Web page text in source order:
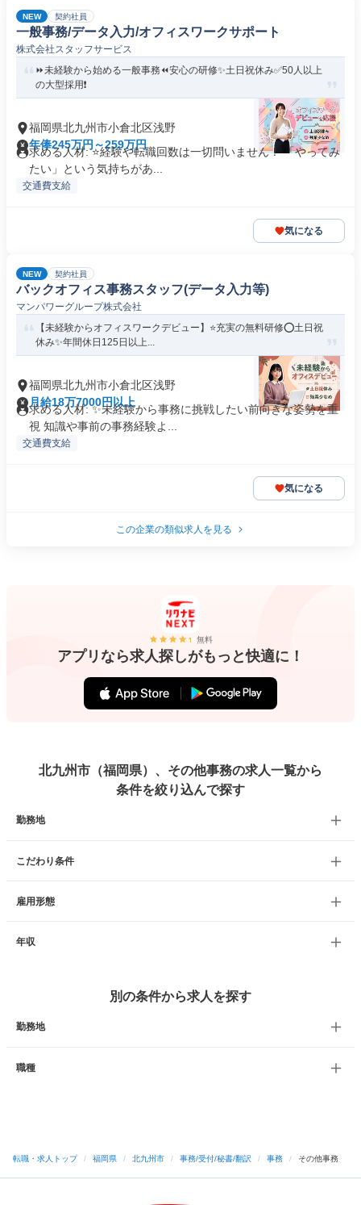
NEW 契約社員
一般事務/データ入力/オフィスワークサポート
株式会社スタッフサービス
⏩️未経験から始める一般事務⏪️安心の研修✨️土日祝休み✅️50人以上
の大型採用❗️
福岡県北九州市小倉北区浅野
年俸245万円～259万円
求める人材: ⭐️経験や転職回数は一切問いません！ 「やってみ
たい」という気持ちがあ...
交通費支給
気になる
NEW 契約社員
バックオフィス事務スタッフ(データ入力等)
マンパワーグループ株式会社
【未経験からオフィスワークデビュー】⭐️充実の無料研修⭕️土日祝
休み✨年間休日125日以上...
福岡県北九州市小倉北区浅野
月給18万7000円以上
求める人材: ✨未経験から事務に挑戦したい前向きな姿勢を重
視 知識や事前の事務経験よ...
交通費支給
気になる
この企業の類似求人を見る
無料
アプリなら求人探しがもっと快適に！
北九州市（福岡県）、その他事務の求人一覧から
条件を絞り込んで探す
勤務地
こだわり条件
雇用形態
年収
別の条件から求人を探す
勤務地
職種
転職・求人トップ / 福岡県 / 北九州市 / 事務/受付/秘書/翻訳 / 事務 / その他事務